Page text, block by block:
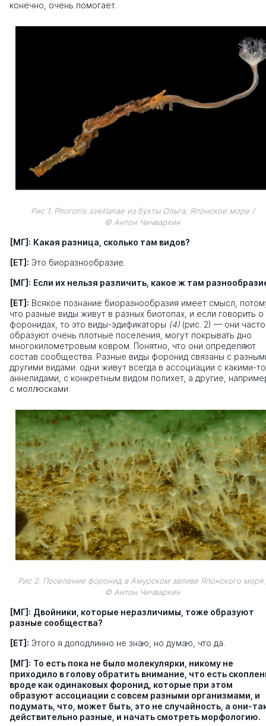
конечно, очень помогает.
Рис 1. Phoronis svetlanae из бухты Ольга, Японское море /
© Антон Чичвархин
[МГ]: Какая разница, сколько там видов?
[ЕТ]: Это биоразнообразие.
[МГ]: Если их нельзя различить, какое ж там
[ЕТ]: Всякое познание биоразнообразия имеет смысл,
что разные виды живут в разных биотопах, и если говорить о
форонидах, то это виды-эдификаторы (4) (рис. 2) — они часто
образуют очень плотные поселения, могут покрывать дно
многокилометровым ковром. Понятно, что они определяют
состав сообщества. Разные виды форонид связаны с
другими видами: одни живут всегда в ассоциации с какими-то
аннелидами, с конкретным видом полихет, а другие,
с моллюсками.
Рис 2. Поселение форонид в Амурском заливе Японского моря
© Антон Чичвархин
[МГ]: Двойники, которые неразличимы, тоже образуют
разные сообщества?
[ЕТ]: Этого я доподлинно не знаю, но думаю, что да.
[МГ]: То есть пока не было молекулярки, никому не
приходило в голову обратить внимание, что есть
вроде как одинаковых форонид, которые при этом
образуют ассоциации с совсем разными организмами, и
подумать, что, может быть, это не случайность, а они-
действительно разные, и начать смотреть морфологию.